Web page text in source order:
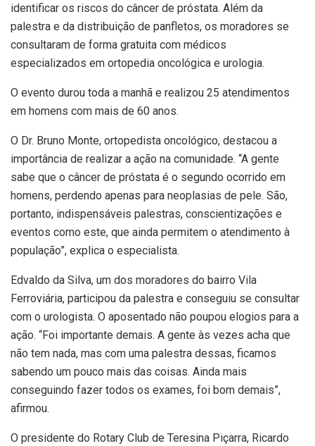
identificar os riscos do câncer de próstata. Além da
palestra e da distribuição de panfletos, os moradores se
consultaram de forma gratuita com médicos
especializados em ortopedia oncológica e urologia.
O evento durou toda a manhã e realizou 25 atendimentos
em homens com mais de 60 anos.
O Dr. Bruno Monte, ortopedista oncológico, destacou a
importância de realizar a ação na comunidade. “A gente
sabe que o câncer de próstata é o segundo ocorrido em
homens, perdendo apenas para neoplasias de pele. São,
portanto, indispensáveis palestras, conscientizações e
eventos como este, que ainda permitem o atendimento à
população”, explica o especialista.
Edvaldo da Silva, um dos moradores do bairro Vila
Ferroviária, participou da palestra e conseguiu se consultar
com o urologista. O aposentado não poupou elogios para a
ação. “Foi importante demais. A gente às vezes acha que
não tem nada, mas com uma palestra dessas, ficamos
sabendo um pouco mais das coisas. Ainda mais
conseguindo fazer todos os exames, foi bom demais”,
afirmou.
O presidente do Rotary Club de Teresina Piçarra, Ricardo